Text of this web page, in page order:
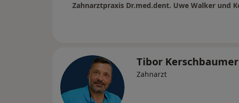
Tibor Kerschbaumer
Zahnarzt